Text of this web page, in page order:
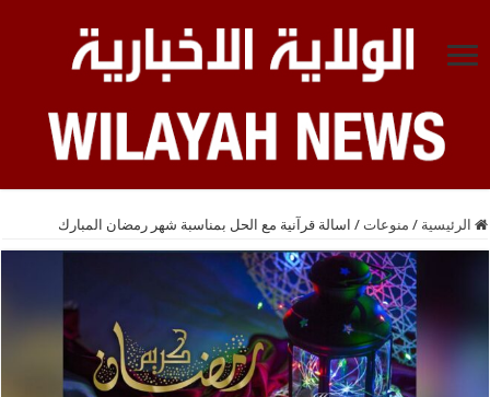
الرئيسية / منوعات / اسالة قرآنية مع الحل بمناسبة شهر رمضان المبارك